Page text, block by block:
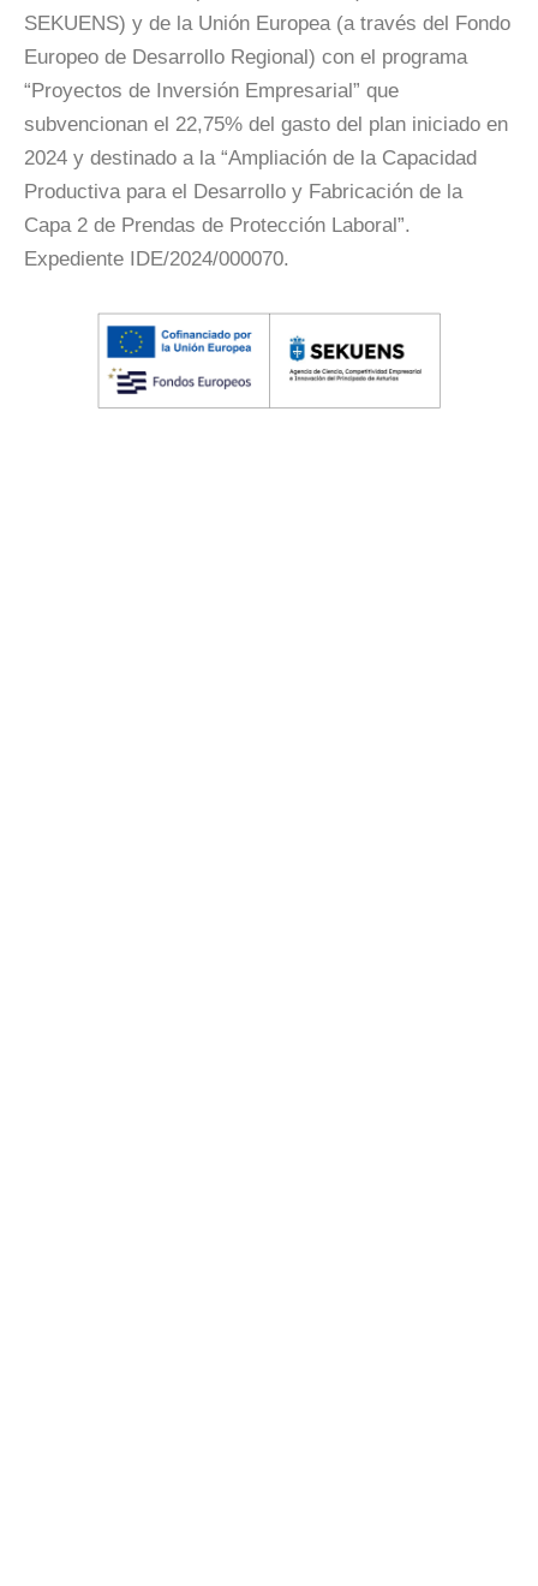
SEKUENS) y de la Unión Europea (a través del Fondo
Europeo de Desarrollo Regional) con el programa
“Proyectos de Inversión Empresarial” que
subvencionan el 22,75% del gasto del plan iniciado en
2024 y destinado a la “Ampliación de la Capacidad
Productiva para el Desarrollo y Fabricación de la
Capa 2 de Prendas de Protección Laboral”.
Expediente IDE/2024/000070.